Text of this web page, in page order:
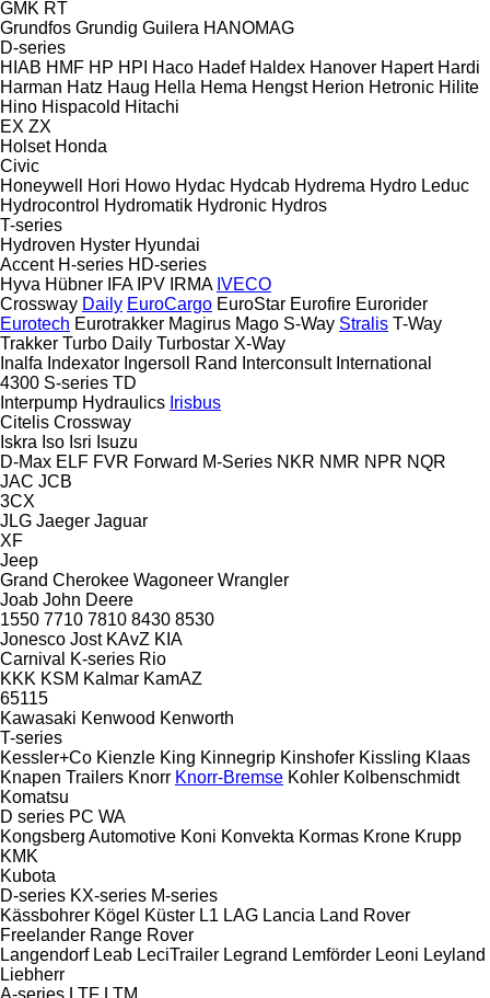
GMK RT
Grundfos Grundig Guilera HANOMAG
D-series
HIAB HMF HP HPI Haco Hadef Haldex Hanover Hapert Hardi
Harman Hatz Haug Hella Hema Hengst Herion Hetronic Hilite
Hino Hispacold Hitachi
EX ZX
Holset Honda
Civic
Honeywell
Hori Howo Hydac Hydcab Hydrema Hydro Leduc
Hydrocontrol Hydromatik Hydronic Hydros
T-series
Hydroven Hyster Hyundai
Accent H-series HD-series
Hyva Hübner IFA IPV IRMA IVECO
Crossway Daily EuroCargo EuroStar Eurofire Eurorider
Eurotech Eurotrakker Magirus Mago S-Way Stralis T-Way
Trakker Turbo Daily Turbostar X-Way
Inalfa Indexator Ingersoll Rand Interconsult International
4300 S-series TD
Interpump Hydraulics Irisbus
Citelis Crossway
Iskra Iso Isri Isuzu
D-Max ELF FVR Forward M-Series NKR NMR NPR NQR
JAC JCB
3CX
JLG Jaeger Jaguar
XF
Jeep
Grand Cherokee Wagoneer Wrangler
Joab John Deere
1550 7710 7810 8430 8530
Jonesco Jost KAvZ KIA
Carnival
K-series Rio
KKK KSM Kalmar KamAZ
65115
Kawasaki Kenwood Kenworth
T-series
Kessler+Co Kienzle King Kinnegrip Kinshofer Kissling Klaas
Knapen Trailers Knorr Knorr-Bremse Kohler Kolbenschmidt
Komatsu
D series PC WA
Kongsberg Automotive Koni Konvekta Kormas Krone Krupp
KMK
Kubota
D-series KX-series M-series
Kässbohrer Kögel Küster L1 LAG Lancia Land Rover
Freelander Range Rover
Langendorf Leab LeciTrailer Legrand Lemförder Leoni Leyland
Liebherr
A-series LTF LTM